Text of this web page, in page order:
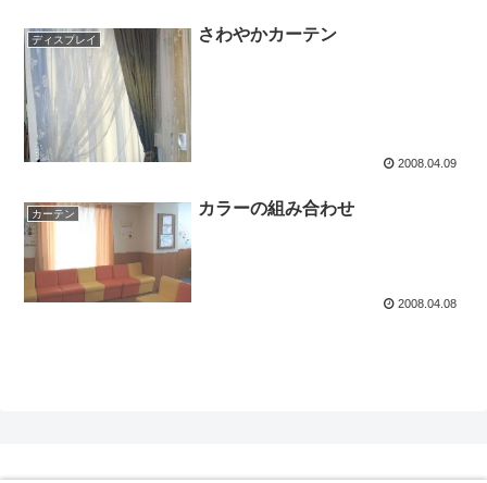
ディスプレイ さわやかカーテン
2008.04.09
カーテン カラーの組み合わせ
2008.04.08